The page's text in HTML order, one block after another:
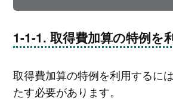
取得費加算の特例を
取得費加算の特例を利用するに
たす必要があります。